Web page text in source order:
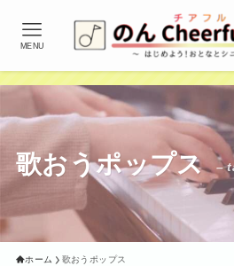
MENU
歌おうポップス –
ホーム 歌おうポップス